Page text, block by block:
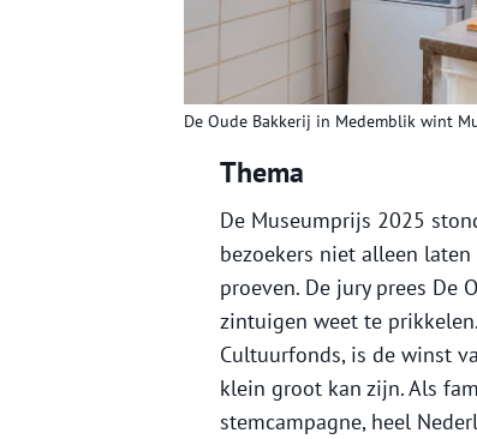
De Oude Bakkerij in Medemblik wint
Thema
De Museumprijs 2025
bezoekers niet alleen
proeven. De jury prees De
zintuigen weet te
Cultuurfonds, is de winst
klein groot kan zijn. Als
stemcampagne, heel